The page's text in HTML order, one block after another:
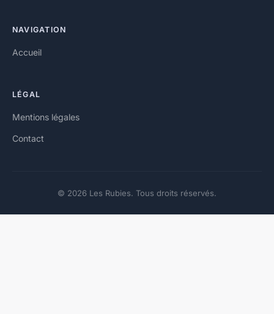
NAVIGATION
Accueil
LÉGAL
Mentions légales
Contact
© 2026 Les Rubies. Tous droits réservés.